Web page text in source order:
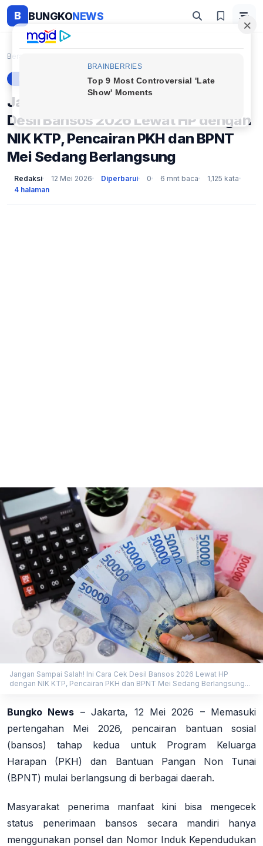
B BUNGKONEWS
Beranda
Jangan Sampai Salah! Ini Cara Cek
Desil Bansos 2026 Lewat HP dengan
NIK KTP, Pencairan PKH dan BPNT
Mei Sedang Berlangsung
Redaksi 12 Mei 2026 Diperbarui 0 6 mnt baca
1,125 kata
4 halaman
Jangan Sampai Salah! Ini Cara Cek Desil Bansos 2026 Lewat HP
dengan NIK KTP, Pencairan PKH dan BPNT Mei Sedang Berlangsung...
Bungko News – Jakarta, 12 Mei 2026 – Memasuki
pertengahan Mei 2026, pencairan bantuan sosial
(bansos) tahap kedua untuk Program Keluarga
Harapan (PKH) dan Bantuan Pangan Non Tunai
(BPNT) mulai berlangsung di berbagai daerah.
Masyarakat penerima manfaat kini bisa mengecek
status penerimaan bansos secara mandiri hanya
menggunakan ponsel dan Nomor Induk Kependudukan